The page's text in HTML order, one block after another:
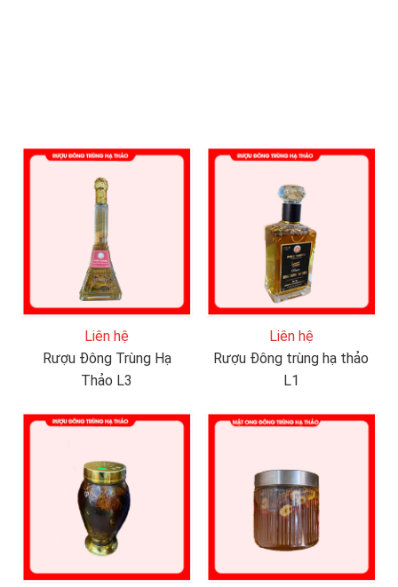
Liên hệ
Rượu Đông Trùng Hạ
Thảo L3
Liên hệ
Rượu Đông trùng hạ thảo
L1